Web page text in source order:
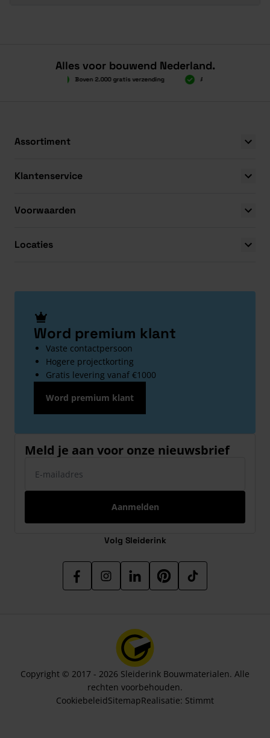
Alles voor bouwend Nederland.
Boven 2.000 gratis verzending
Al 40 jaar dé specialist
Assortiment
Klantenservice
Voorwaarden
Locaties
Word premium klant
Vaste contactpersoon
Hogere projectkorting
Gratis levering vanaf €1000
Word premium klant
Meld je aan voor onze nieuwsbrief
Aanmelden
Volg Sleiderink
Copyright © 2017 - 2026 Sleiderink Bouwmaterialen. Alle
rechten voorbehouden.
CookiebeleidSitemapRealisatie: Stimmt